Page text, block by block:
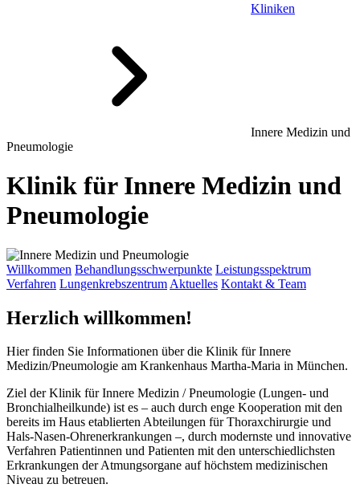
Kliniken
Innere Medizin und
Pneumologie
Klinik für Innere Medizin und
Pneumologie
Willkommen Behandlungsschwerpunkte Leistungsspektrum
Verfahren Lungenkrebszentrum Aktuelles Kontakt & Team
Herzlich willkommen!
Hier finden Sie Informationen über die Klinik für Innere
Medizin/Pneumologie am Krankenhaus Martha-Maria in München.
Ziel der Klinik für Innere Medizin / Pneumologie (Lungen- und
Bronchialheilkunde) ist es – auch durch enge Kooperation mit den
bereits im Haus etablierten Abteilungen für Thoraxchirurgie und
Hals-Nasen-Ohrenerkrankungen –, durch modernste und innovative
Verfahren Patientinnen und Patienten mit den unterschiedlichsten
Erkrankungen der Atmungsorgane auf höchstem medizinischen
Niveau zu betreuen.